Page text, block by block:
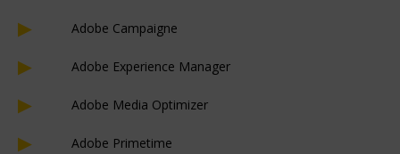
Adobe Campaigne
Adobe Experience Manager
Adobe Media Optimizer
Adobe Primetime